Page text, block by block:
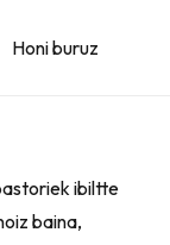
Honi buruz
ibiltte
baina,